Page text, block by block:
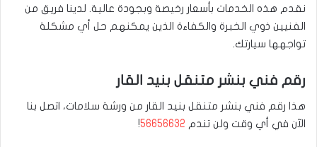
نقدم هذه الخدمات بأسعار رخيصة وبجودة عالية. لدينا فريق من
الفنيين ذوي الخبرة والكفاءة الذين يمكنهم حل أي مشكلة
تواجهها سيارتك.
رقم فني بنشر متنقل بنيد القار
هذا رقم فني بنشر متنقل بنيد القار من ورشة سلامات، اتصل بنا
الآن في أي وقت ولن تندم 56656632
!